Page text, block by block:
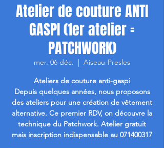
Atelier de couture ANTI
GASPI (1er atelier =
PATCHWORK)
mer. 06 déc.
  |
Aiseau-Presles
Ateliers de couture anti-gaspi
Depuis quelques années, nous proposons
des ateliers pour une création de vêtement
alternative. Ce premier RDV, on découvre la
technique du Patchwork. Atelier gratuit
mais inscription indispensable au 071400317